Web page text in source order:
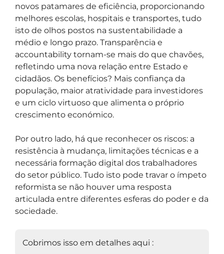
novos patamares de eficiência, proporcionando
melhores escolas, hospitais e transportes, tudo
isto de olhos postos na sustentabilidade a
médio e longo prazo. Transparência e
accountability tornam-se mais do que chavões,
refletindo uma nova relação entre Estado e
cidadãos. Os benefícios? Mais confiança da
população, maior atratividade para investidores
e um ciclo virtuoso que alimenta o próprio
crescimento económico.
Por outro lado, há que reconhecer os riscos: a
resistência à mudança, limitações técnicas e a
necessária formação digital dos trabalhadores
do setor público. Tudo isto pode travar o ímpeto
reformista se não houver uma resposta
articulada entre diferentes esferas do poder e da
sociedade.
Cobrimos isso em detalhes aqui :